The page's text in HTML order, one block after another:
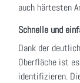
auch härtesten
Schnelle und
Dank der
Oberfläche ist
identifizieren.